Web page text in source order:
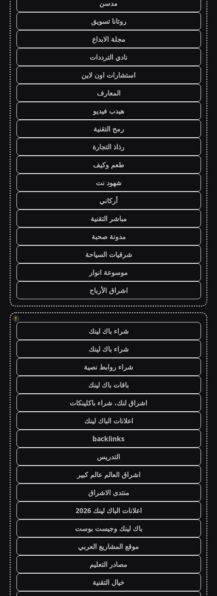
مدسن
روتانا تسويق
مجلة الابداع
نادي الترددات
استشارات اون لاين
المعارف
هيدب فيديو
رمح التقنية
رذاذ التجارة
طعم وكيف
شهود نت
أركاني
مباشر التقنية
مدونة صحبة
شرقيات السياحة
موسوعة انوار
اشراق الأرباح
!
شراء باك لينك
شراء باك لينك
شراء روابط نصية
باقات باك لينك
اشراق لنك، شراء باكلينكات
اعلانات الباك لينك
backlinks
التدريس
اشراق العالم عالم كبير
منتدى الاشراق
اعلانات الباك لينك 2026
باك لينك وجيست بوست
موقع المشاريع العربي
مصادر التعليم
خيال التقنية